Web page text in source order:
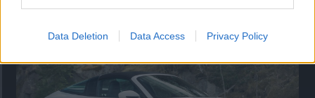
Data Deletion Data Access Privacy Policy
Vi ställe nykomlingen mot Audi Q3 och Mazda CX-5.